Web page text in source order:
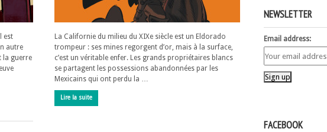
est
autre
la guerre
La Californie du milieu du XIXe siècle est un Eldorado
trompeur : ses mines regorgent d’or, mais à la surface,
c’est un véritable enfer. Les grands propriétaires blancs
se partagent les possessions abandonnées par les
Mexicains qui ont perdu la …
Lire la suite
NEWSLETTER
Email address:
FACEBOOK